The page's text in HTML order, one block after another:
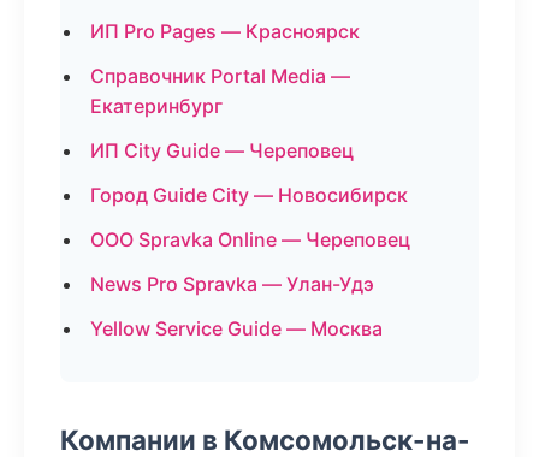
ИП Pro Pages — Красноярск
Справочник Portal Media —
Екатеринбург
ИП City Guide — Череповец
Город Guide City — Новосибирск
ООО Spravka Online — Череповец
News Pro Spravka — Улан-Удэ
Yellow Service Guide — Москва
Компании в Комсомольск-на-